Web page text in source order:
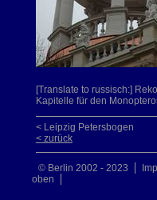
[Translate to russisch:]
Kapitelle für den
< Leipzig Petersbogen
< zurück
© Berlin 2002 - 2023
oben